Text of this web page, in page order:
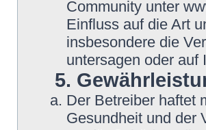
Community unter
Einfluss auf die Art
insbesondere die
untersagen oder auf
5.
Der Betreiber haftet
Gesundheit und der